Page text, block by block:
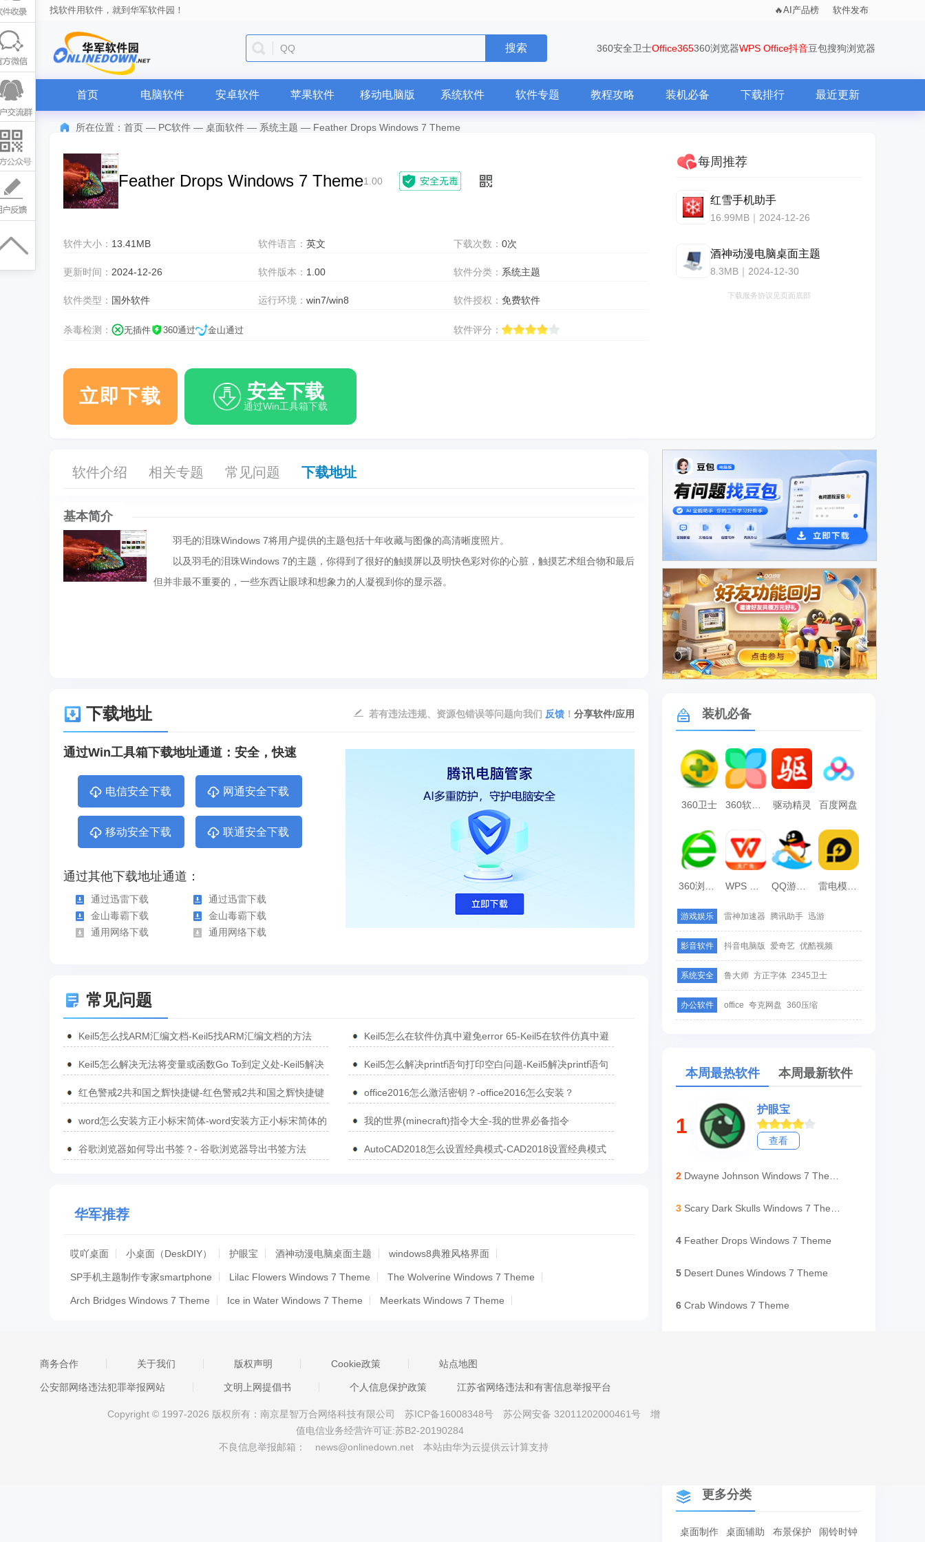
找软件用软件，就到华军软件园！ AI产品榜 软件发布
QQ 搜索 360安全卫士Office365360浏览器WPS Office抖音豆包搜狗浏览器
首页 电脑软件 安卓软件 苹果软件 移动电脑版 系统软件 软件专题 教程攻略 装机必备 下载排行 最近更新
所在位置： 首页 — PC软件 — 桌面软件 — 系统主题 — Feather Drops Windows 7 Theme
Feather Drops Windows 7 Theme1.00
软件大小： 13.41MB 软件语言：英文 下载次数： 0次
更新时间： 2024-12-26 软件版本： 1.00 软件分类： 系统主题
软件类型： 国外软件 运行环境：win7/win8 软件授权： 免费软件
杀毒检测： 无插件 360通过 金山通过 软件评分：
立即下载 安全下载
通过Win工具箱下载
每周推荐
红雪手机助手
16.99MB｜2024-12-26
酒神动漫电脑桌面主题
8.3MB｜2024-12-30
下载服务协议见页面底部
软件介绍 相关专题 常见问题 下载地址
基本简介
羽毛的泪珠Windows 7将用户提供的主题包括十年收藏与图像的高清晰度照片。
以及羽毛的泪珠Windows 7的主题，你得到了很好的触摸屏以及明快色彩对你的心脏，触摸艺术组合物和最后
但并非最不重要的，一些东西让眼球和想象力的人凝视到你的显示器。
下载地址 分享软件/应用
若有违法违规、资源包错误等问题向我们 反馈 ！
通过Win工具箱下载地址通道：安全，快速
电信安全下载 网通安全下载
移动安全下载 联通安全下载
通过其他下载地址通道：
通过迅雷下载
通过迅雷下载
金山毒霸下载
金山毒霸下载
通用网络下载
通用网络下载
常见问题
Keil5怎么找ARM汇编文档-Keil5找ARM汇编文档的方法
Keil5怎么在软件仿真中避免error 65-Keil5在软件仿真中避
Keil5怎么解决无法将变量或函数Go To到定义处-Keil5解决
Keil5怎么解决printf语句打印空白问题-Keil5解决printf语句
红色警戒2共和国之辉快捷键-红色警戒2共和国之辉快捷键
office2016怎么激活密钥？-office2016怎么安装？
word怎么安装方正小标宋简体-word安装方正小标宋简体的
我的世界(minecraft)指令大全-我的世界必备指令
谷歌浏览器如何导出书签？- 谷歌浏览器导出书签方法
AutoCAD2018怎么设置经典模式-CAD2018设置经典模式
华军推荐
哎吖桌面 小桌面（DeskDIY） 护眼宝 酒神动漫电脑桌面主题 windows8典雅风格界面
SP手机主题制作专家smartphone Lilac Flowers Windows 7 Theme The Wolverine Windows 7 Theme
Arch Bridges Windows 7 Theme Ice in Water Windows 7 Theme Meerkats Windows 7 Theme
Scary Dark Skulls Windows 7 Theme Dwayne Johnson Windows 7 Theme Man of Steel Windows 7 Theme
FC Bayern Windows 7 Theme Storm Windows 7 Theme Summer Beaches Windows 7 Theme
3D Sphere Windows 7 Theme Waterfalls Windows 7 Theme with sound Global Warming Windows 7 Theme
Transformers 3 Windows 7 Theme Illusions Windows 7 Theme
广告
广告
装机必备
360卫士 360软件管家 驱动精灵 百度网盘
雷电模拟器
游戏娱乐 雷神加速器 腾讯助手 迅游
影音软件 抖音电脑版 爱奇艺 优酷视频
系统安全 鲁大师 方正字体 2345卫士
办公软件 office 夸克网盘 360压缩
本周最热软件 本周最新软件
1
护眼宝
查看
2
3
4 Feather Drops Windows 7 Theme
5 Desert Dunes Windows 7 Theme
6 Crab Windows 7 Theme
更多分类
桌面制作 桌面辅助 布景保护 闹铃时钟
商务合作 关于我们 版权声明 Cookie政策 站点地图
公安部网络违法犯罪举报网站 文明上网提倡书 个人信息保护政策 江苏省网络违法和有害信息举报平台
Copyright © 1997-2026 版权所有：南京星智万合网络科技有限公司 苏ICP备16008348号 苏公网安备 32011202000461号
增
值电信业务经营许可证:苏B2-20190284
不良信息举报邮箱：
news@onlinedown.net 本站由华为云提供云计算支持